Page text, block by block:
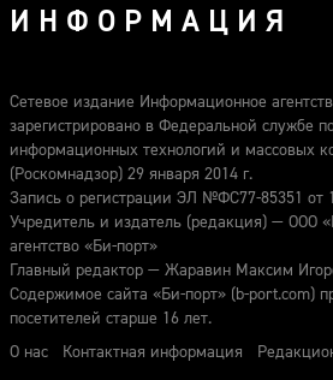
ИНФОРМАЦИЯ
Сетевое издание Информационное
зарегистрировано в Федеральной службе
информационных технологий и массовых
(Роскомнадзор) 29 января 2014 г.
Запись о регистрации ЭЛ №ФС77-85351 от
Учредитель и издатель (редакция) — ООО
агентство «Би-порт»
Главный редактор — Жаравин Максим
Содержимое сайта «Би-порт» (b-port.com)
посетителей старше 16 лет.
О нас
Контактная информация